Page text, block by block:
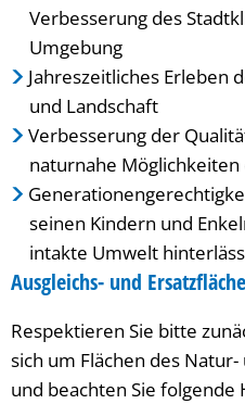
Verbesserung des
Umgebung
Jahreszeitliches Erleben
und Landschaft
Verbesserung der
naturnahe
seinen Kindern und
intakte Umwelt
Ausgleichs- und
Respektieren Sie bitte
sich um Flächen des
und beachten Sie folgende